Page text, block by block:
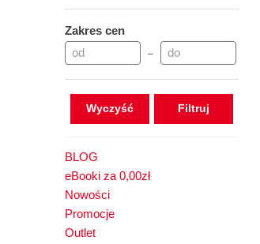
Zakres cen
–
Wyczyść
BLOG
eBooki za 0,00zł
Nowości
Promocje
Outlet